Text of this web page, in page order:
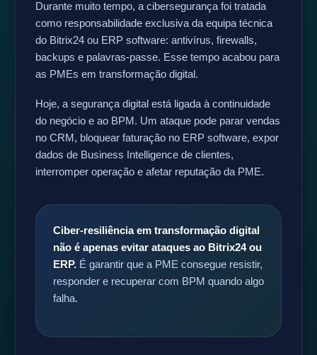
Durante muito tempo, a cibersegurança foi tratada
como responsabilidade exclusiva da equipa técnica
do Bitrix24 ou ERP software: antivírus, firewalls,
backups e palavras-passe. Esse tempo acabou para
as PMEs em transformação digital.
Hoje, a segurança digital está ligada à continuidade
do negócio e ao BPM. Um ataque pode parar vendas
no CRM, bloquear faturação no ERP software, expor
dados de Business Intelligence de clientes,
interromper operação e afetar reputação da PME.
Ciber-resiliência em transformação digital
não é apenas evitar ataques ao Bitrix24 ou
ERP. É garantir que a PME consegue resistir,
responder e recuperar com BPM quando algo
falha.